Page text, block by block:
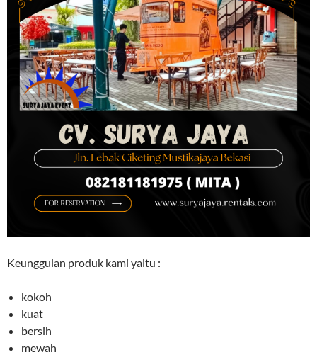
Keunggulan produk kami yaitu :
kokoh
kuat
bersih
mewah